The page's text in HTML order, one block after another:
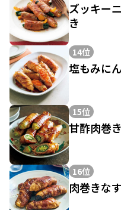
ズッキー
き
14位
塩もみに
15位
甘酢肉巻
16位
肉巻きな